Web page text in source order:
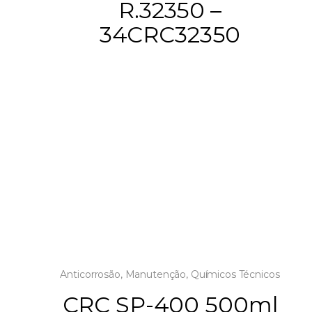
R.32350 –
34CRC32350
Anticorrosão, Manutenção, Químicos Técnicos
CRC SP-400 500ml